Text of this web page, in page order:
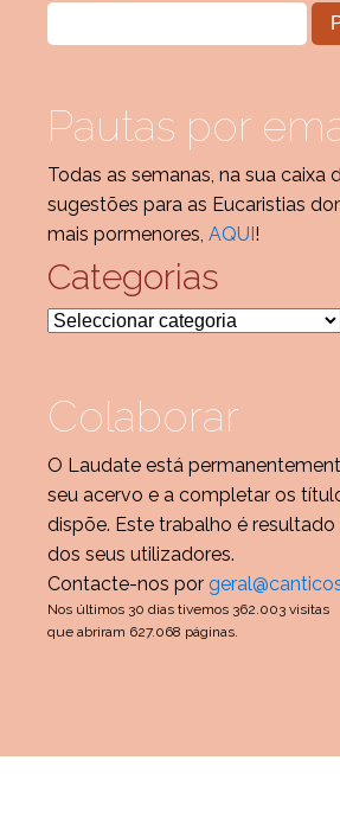
Pautas por
Todas as semanas, na sua caixa
sugestões para as Eucaristias
mais pormenores, AQUI!
Categorias
Categorias
Colaborar
O Laudate está
seu acervo e a completar os
dispõe. Este trabalho é
dos seus utilizadores.
Contacte-nos por
Nos últimos 30 dias tivemos 362.003 visitas
que abriram 627.068 páginas.